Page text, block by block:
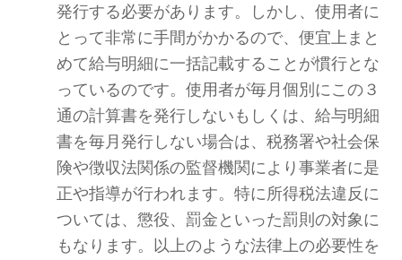
発行する必要があります。しかし、使用者に
とって非常に手間がかかるので、便宜上まと
めて給与明細に一括記載することが慣行とな
っているのです。使用者が毎月個別にこの３
通の計算書を発行しないもしくは、給与明細
書を毎月発行しない場合は、税務署や社会保
険や徴収法関係の監督機関により事業者に是
正や指導が行われます。特に所得税法違反に
ついては、懲役、罰金といった罰則の対象に
もなります。以上のような法律上の必要性を